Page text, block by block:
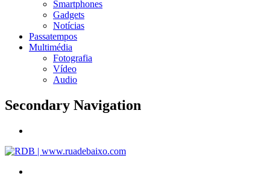
Smartphones
Gadgets
Notícias
Passatempos
Multimédia
Fotografia
Vídeo
Audio
Secondary Navigation